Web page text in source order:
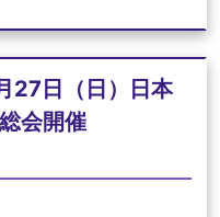
27日（日）日本
会開催